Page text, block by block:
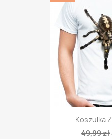
Koszulka
49,99 zł